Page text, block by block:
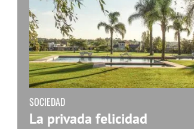
SOCIEDAD
La privada felicidad